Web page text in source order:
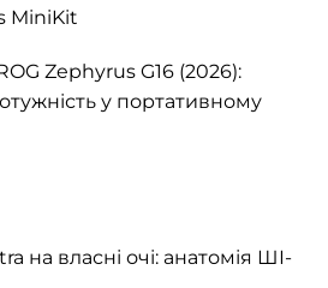
MiniKit
Zephyrus G16 (2026):
у портативному
на власні очі: анатомія ШІ-